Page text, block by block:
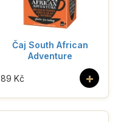
Čaj South African
Adventure
+
89 Kč